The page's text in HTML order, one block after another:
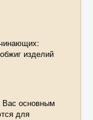
изделий
Вас основным
для